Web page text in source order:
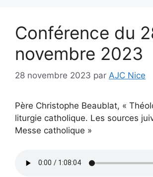
Conférence du
novembre 2023
28 novembre 2023 par AJC Nice
Père Christophe Beaublat, «
liturgie catholique. Les sources
Messe catholique »